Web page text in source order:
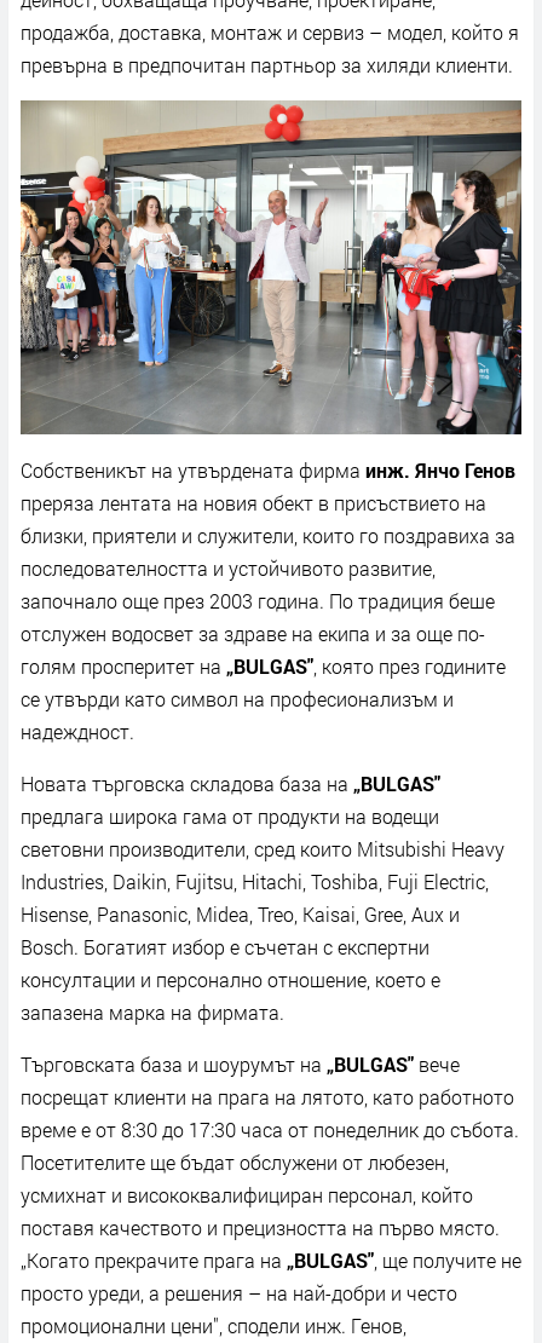
продажба, доставка, монтаж и сервиз – модел, който я
превърна в предпочитан партньор за хиляди клиенти.
Собственикът на утвърдената фирма инж. Янчо Генов
преряза лентата на новия обект в присъствието на
близки, приятели и служители, които го поздравиха за
последователността и устойчивото развитие,
започнало още през 2003 година. По традиция беше
отслужен водосвет за здраве на екипа и за още по-
голям просперитет на „BULGAS" , която през годините
се утвърди като символ на професионализъм и
надеждност.
Новата търговска складова база на „BULGAS"
предлага широка гама от продукти на водещи
световни производители, сред които Mitsubishi Heavy
Industries, Daikin, Fujitsu, Hitachi, Toshiba, Fuji Electric,
Hisense, Panasonic, Midea, Treo, Kaisai, Gree, Aux и
Bosch. Богатият избор е съчетан с експертни
консултации и персонално отношение, което е
запазена марка на фирмата.
Търговската база и шоурумът на „BULGAS" вече
посрещат клиенти на прага на лятото, като работното
време е от 8:30 до 17:30 часа от понеделник до събота.
Посетителите ще бъдат обслужени от любезен,
усмихнат и висококвалифициран персонал, който
поставя качеството и прецизността на първо място.
„Когато прекрачите прага на „BULGAS" , ще получите не
просто уреди, а решения – на най-добри и често
промоционални цени", сподели инж. Генов,